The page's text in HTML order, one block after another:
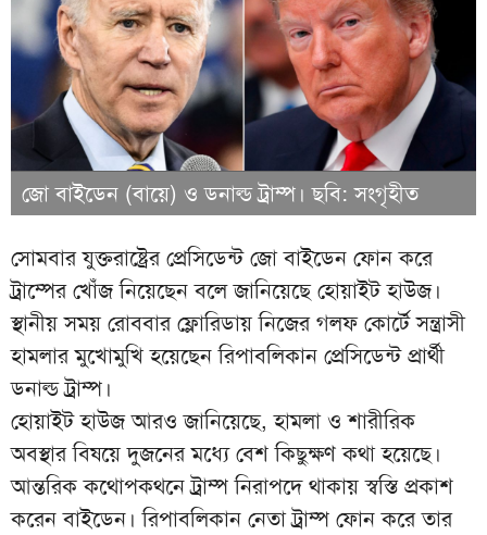
জো বাইডেন (বায়ে) ও ডনাল্ড ট্রাম্প। ছবি: সংগৃহীত
সোমবার যুক্তরাষ্ট্রের প্রেসিডেন্ট জো বাইডেন ফোন করে
ট্রাম্পের খোঁজ নিয়েছেন বলে জানিয়েছে হোয়াইট হাউজ।
স্থানীয় সময় রোববার ফ্লোরিডায় নিজের গলফ কোর্টে সন্ত্রাসী
হামলার মুখোমুখি হয়েছেন রিপাবলিকান প্রেসিডেন্ট প্রার্থী
ডনাল্ড ট্রাম্প।
হোয়াইট হাউজ আরও জানিয়েছে, হামলা ও শারীরিক
অবস্থার বিষয়ে দুজনের মধ্যে বেশ কিছুক্ষণ কথা হয়েছে।
আন্তরিক কথোপকথনে ট্রাম্প নিরাপদে থাকায় স্বস্তি প্রকাশ
করেন বাইডেন। রিপাবলিকান নেতা ট্রাম্প ফোন করে তার